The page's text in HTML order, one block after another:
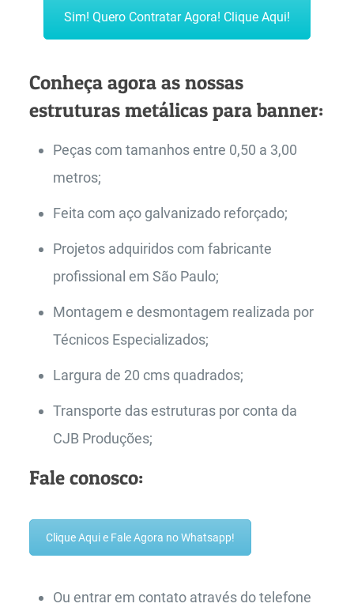
Sim! Quero Contratar Agora! Clique Aqui!
Conheça agora as nossas
estruturas metálicas para banner:
Peças com tamanhos entre 0,50 a 3,00
metros;
Feita com aço galvanizado reforçado;
Projetos adquiridos com fabricante
profissional em São Paulo;
Montagem e desmontagem realizada por
Técnicos Especializados;
Largura de 20 cms quadrados;
Transporte das estruturas por conta da
CJB Produções;
Fale conosco:
Clique Aqui e Fale Agora no Whatsapp!
Ou entrar em contato através do telefone